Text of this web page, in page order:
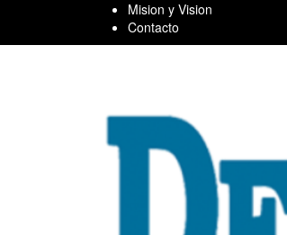
content
Mision y Vision
Contacto